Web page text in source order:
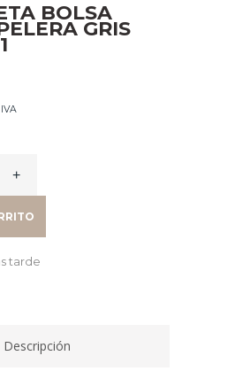
BOLSA
GRIS
tarde
Descripción